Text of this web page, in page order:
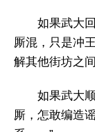
如果武大
厮混，只是冲
解其他街坊之
如果武大
厮，怎敢编造